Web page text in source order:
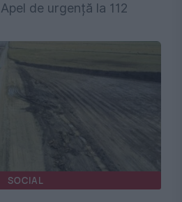
de urgență la 112
SOCIAL